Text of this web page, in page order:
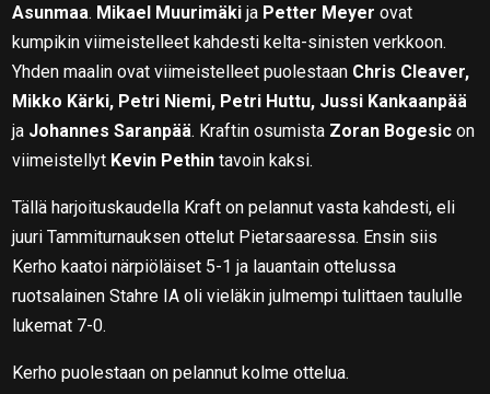
Asunmaa. Mikael Muurimäki ja Petter Meyer ovat
kumpikin viimeistelleet kahdesti kelta-sinisten verkkoon.
Yhden maalin ovat viimeistelleet puolestaan Chris Cleaver,
Mikko Kärki, Petri Niemi, Petri Huttu, Jussi Kankaanpää
ja Johannes Saranpää. Kraftin osumista Zoran Bogesic on
viimeistellyt Kevin Pethintavoin kaksi.
Tällä harjoituskaudella Kraft on pelannut vasta kahdesti, eli
juuri Tammiturnauksen ottelut Pietarsaaressa. Ensin siis
Kerho kaatoi närpiöläiset 5-1 ja lauantain ottelussa
ruotsalainen Stahre IA oli vieläkin julmempi tulittaen taululle
lukemat 7-0.
Kerho puolestaan on pelannut kolme ottelua.